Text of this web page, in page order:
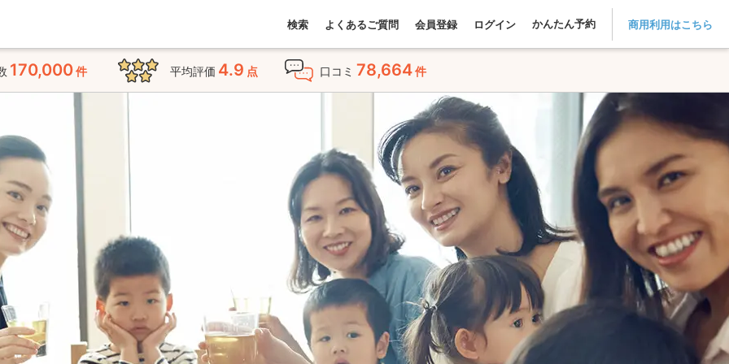
検索 よくあるご質問 会員登録 ログイン かんたん予約 商用利用はこちら
170,000件 平均評価 4.9 点 口コミ 78,664件